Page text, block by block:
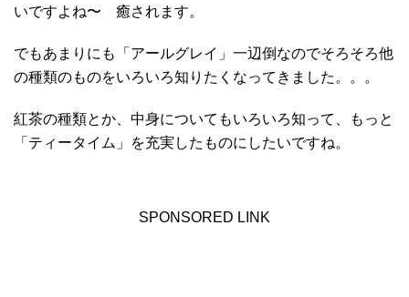
いですよね〜 癒されます。
でもあまりにも「アールグレイ」一辺倒なのでそろそろ他
の種類のものをいろいろ知りたくなってきました。。。
紅茶の種類とか、中身についてもいろいろ知って、もっと
「ティータイム」を充実したものにしたいですね。
SPONSORED LINK